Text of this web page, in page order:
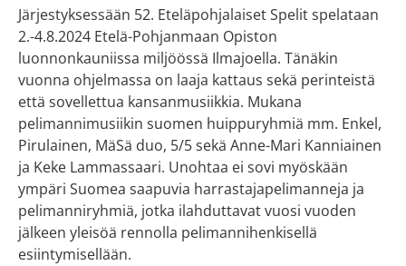
Järjestyksessään 52. Eteläpohjalaiset Spelit spelataan
2.-4.8.2024 Etelä-Pohjanmaan Opiston
luonnonkauniissa miljöössä Ilmajoella. Tänäkin
vuonna ohjelmassa on laaja kattaus sekä perinteistä
että sovellettua kansanmusiikkia. Mukana
pelimannimusiikin suomen huippuryhmiä mm. Enkel,
Pirulainen, MäSä duo, 5/5 sekä Anne-Mari Kanniainen
ja Keke Lammassaari. Unohtaa ei sovi myöskään
ympäri Suomea saapuvia harrastajapelimanneja ja
pelimanniryhmiä, jotka ilahduttavat vuosi vuoden
jälkeen yleisöä rennolla pelimannihenkisellä
esiintymisellään.